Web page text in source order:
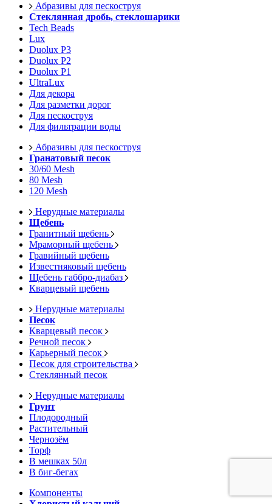
Абразивы для пескоструя
Стеклянная дробь, стеклошарики
Tech Beads
Lux
Duolux P3
Duolux P2
Duolux P1
UltraLux
Для декора
Для разметки дорог
Для пескоструя
Для фильтрации воды
Абразивы для пескоструя
Гранатовый песок
30/60 Mesh
80 Mesh
120 Mesh
Нерудные материалы
Щебень
Гранитный щебень
Мраморный щебень
Гравийный щебень
Известняковый щебень
Щебень габбро-диабаз
Кварцевый щебень
Нерудные материалы
Песок
Кварцевый песок
Речной песок
Карьерный песок
Песок для строительства
Стеклянный песок
Нерудные материалы
Грунт
Плодородный
Растительный
Чернозём
Торф
В мешках 50л
В биг-бегах
Компоненты